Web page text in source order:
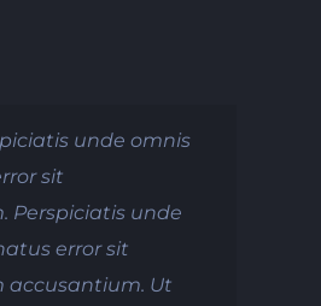
unde omnis
sit
Perspiciatis unde
error sit
accusantium. Ut